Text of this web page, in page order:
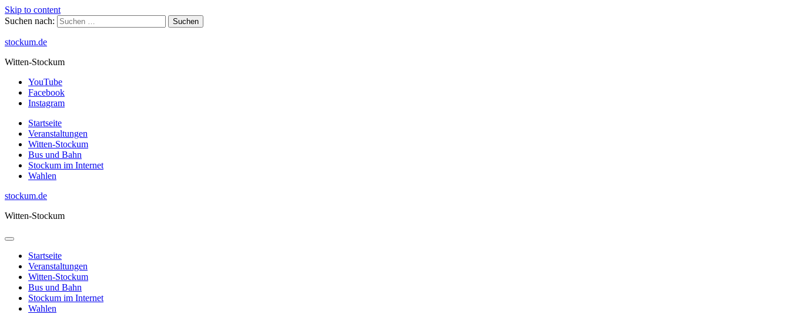
Skip to content
Suchen nach:
stockum.de
Witten-Stockum
YouTube
Facebook
Instagram
Startseite
Veranstaltungen
Witten-Stockum
Bus und Bahn
Stockum im Internet
Wahlen
stockum.de
Witten-Stockum
Startseite
Veranstaltungen
Witten-Stockum
Bus und Bahn
Stockum im Internet
Wahlen